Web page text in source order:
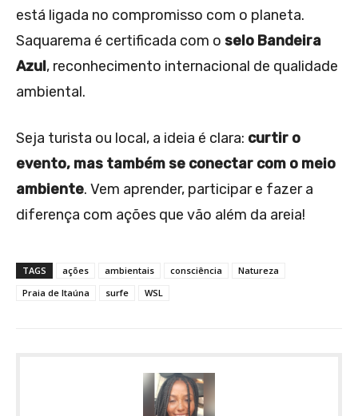
está ligada no compromisso com o planeta.
Saquarema é certificada com o selo Bandeira
Azul, reconhecimento internacional de qualidade
ambiental.
Seja turista ou local, a ideia é clara: curtir o
evento, mas também se conectar com o meio
ambiente. Vem aprender, participar e fazer a
diferença com ações que vão além da areia!
TAGS ações ambientais consciência
Natureza
Praia de Itaúna
surfe WSL